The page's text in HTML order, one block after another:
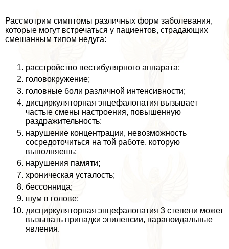
Рассмотрим симптомы различных форм заболевания,
которые могут встречаться у пациентов, страдающих
смешанным типом недуга:
расстройство вестибулярного аппарата;
головокружение;
головные боли различной интенсивности;
дисциркуляторная энцефалопатия вызывает
частые смены настроения, повышенную
раздражительность;
нарушение концентрации, невозможность
сосредоточиться на той работе, которую
выполняешь;
нарушения памяти;
хроническая усталость;
бессонница;
шум в голове;
дисциркуляторная энцефалопатия 3 степени может
вызывать припадки эпилепсии, параноидальные
явления.